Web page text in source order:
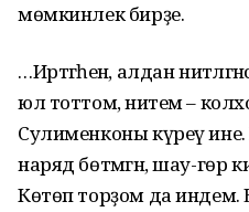
мөмкинлек бирҙе.
…Иртәгәһенә, алдан
юл тоттом, ниәтем –
Сулименконы күреү
наряд бөтмәгән, шау-гөр
Көтөп торҙом да индем.